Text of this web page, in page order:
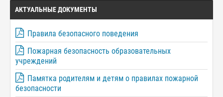
АКТУАЛЬНЫЕ ДОКУМЕНТЫ
Правила безопасного поведения
Пожарная безопасность образовательных
учреждений
Памятка родителям и детям о правилах пожарной
безопасности